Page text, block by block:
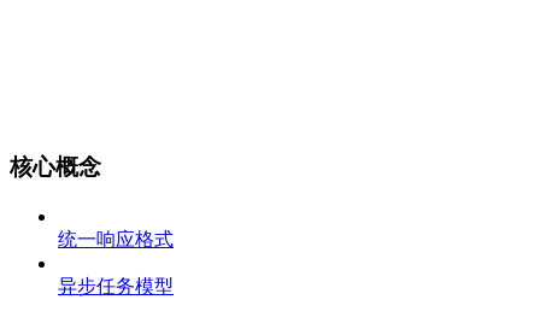
核心概念
统一响应格式
异步任务模型